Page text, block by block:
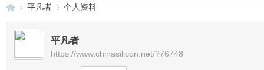
有›
平凡者
›
个人资料
平凡者
https://www.chinasilicon.net/?76748